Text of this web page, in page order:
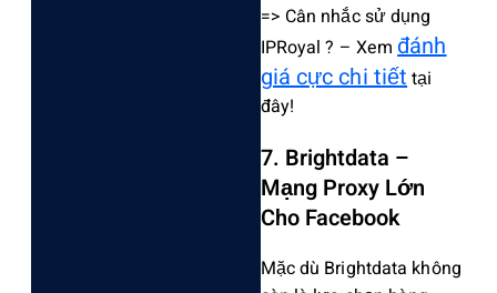
=> Cân nhắc sử dụng
IPRoyal ? – Xem đánh
giá cực chi tiết tại
đây!
7. Brightdata –
Mạng Proxy Lớn
Cho Facebook
Mặc dù Brightdata không